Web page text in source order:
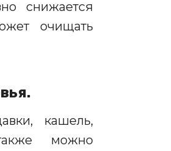
снижается
очищать
кашель,
можно